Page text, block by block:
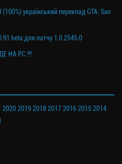
український переклад GTA: San
beta для патчу 1.0.2545.0
НА PC !!!
2020201920182017201620152014